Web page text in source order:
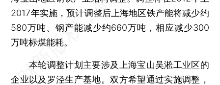
2017年实施，预计调整后上海地区铁产能将减少约
580万吨、钢产能减少约660万吨，相应减少300
万吨标煤能耗。
本轮调整计划主要涉及上海宝山吴淞工业区的
企业以及罗泾生产基地。双方希望通过实施调整，